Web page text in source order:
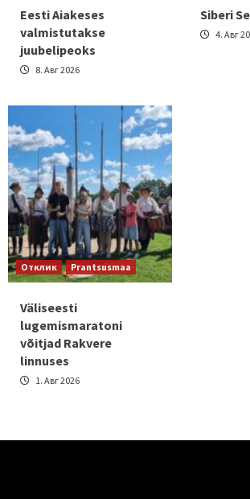
Eesti Aiakeses
valmistutakse
juubelipeoks
8. Авг 2026
Siberi
4. Авг
Отклик Prantsusmaa
Väliseesti
lugemismaratoni
võitjad Rakvere
linnuses
1. Авг 2026